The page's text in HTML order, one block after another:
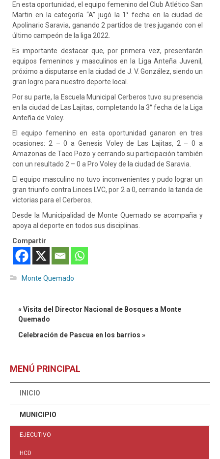
En esta oportunidad, el equipo femenino del Club Atlético San
Martin en la categoría “A” jugó la 1° fecha en la ciudad de
Apolinario Saravia, ganando 2 partidos de tres jugando con el
último campeón de la liga 2022.
Esimportante destacar que, por primera vez, presentarán
equipos femeninos y masculinos en la Liga Anteña Juvenil,
próximo a disputarse en la ciudad de J. V. González, siendo un
gran logro para nuestro deporte local.
Por su parte, la Escuela Municipal Cerberos tuvo su presencia
en la ciudad de Las Lajitas, completando la 3° fecha de la Liga
Anteña de Voley.
El equipo femenino en esta oportunidad ganaron en tres
ocasiones: 2 – 0 a Genesis Voley de Las Lajitas, 2 – 0 a
Amazonas de Taco Pozo y cerrando su participación también
con un resultado 2 – 0 a Pro Voley de la ciudad de Saravia.
El equipo masculino no tuvo inconvenientes y pudo lograr un
gran triunfo contra Linces LVC, por 2 a 0, cerrando la tanda de
victorias para el Cerberos.
Desde la Municipalidad de Monte Quemado se acompaña y
apoya al deporte en todos sus disciplinas.
Compartir
Monte Quemado
« Visita del Director Nacional de Bosques a Monte
Quemado
Celebración de Pascua en los barrios »
MENÚ PRINCIPAL
INICIO
MUNICIPIO
EJECUTIVO
HCD